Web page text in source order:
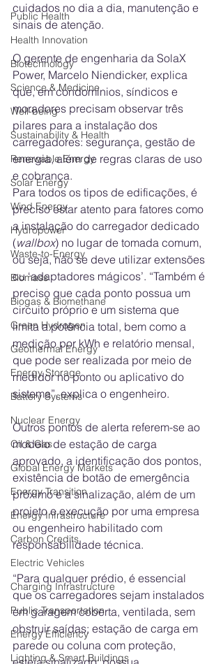
Public Health
Health Innovation
Biotechnology
Science & Medicine
Well-being
Sustainability & Health
Renewable Energy
Solar Energy
Wind Energy
Hydropower
Waste-to-Energy
Biomass
Biogas & Biomethane
Green Hydrogen
Geothermal Energy
Energy Storage
Battery Systems
Nuclear Energy
Oil & Gas
Global Energy Markets
Energy Transition
Energy Infrastructure
Carbon Credits
Electric Vehicles
Charging Infrastructure
Public Transportation
Energy Efficiency
Lighting & Smart Buildings
cuidados no dia a dia, manutenção e
sinais de atenção.
O gerente de engenharia da SolaX
Power, Marcelo Niendicker, explica
que, em condomínios, síndicos e
moradores precisam observar três
pilares para a instalação dos
carregadores: segurança, gestão de
energia, além de regras claras de uso
e cobrança.
Para todos os tipos de edificações, é
preciso estar atento para fatores como
a instalação do carregador dedicado
(wallbox) no lugar de tomada comum,
ou seja, não se deve utilizar extensões
ou ‘adaptadores mágicos’. “Também é
preciso que cada ponto possua um
circuito próprio e um sistema que
limita a potência total, bem como a
medição por kWh e relatório mensal,
que pode ser realizada por meio de
medidor no ponto ou aplicativo do
sistema”, explica o engenheiro.
Outros pontos de alerta referem-se ao
modelo de estação de carga
aprovado, a identificação dos pontos,
existência de botão de emergência
próximo e a sinalização, além de um
projeto e execução por uma empresa
ou engenheiro habilitado com
responsabilidade técnica.
“Para qualquer prédio, é essencial
que os carregadores sejam instalados
em garagem coberta, ventilada, sem
obstruir saídas; estação de carga em
parede ou coluna com proteção,